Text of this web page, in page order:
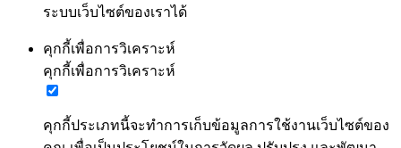
ระบบเว็บไซต์ของเราได้
คุกกี้เพื่อการวิเคราะห์
คุกกี้เพื่อการวิเคราะห์
คุกกี้ประเภทนี้จะทำการเก็บข้อมูลการใช้งานเว็บไซต์ของ